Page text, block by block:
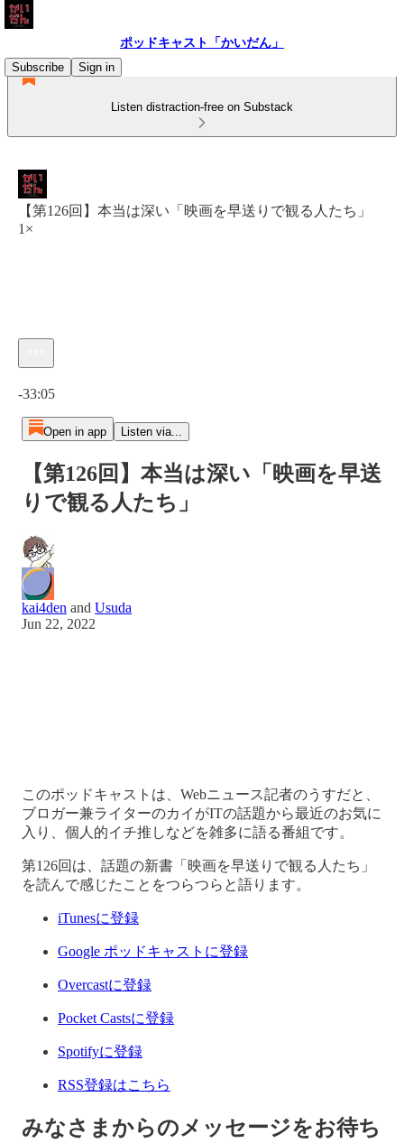
ポッドキャスト「かいだん」
Subscribe
Sign in
Listen distraction-free on Substack
【第126回】本当は深い「映画を早送りで観る人たち」
1×
-33:05
Open in app Listen via...
【第126回】本当は深い「映画を早送
りで観る人たち」
kai4den and Usuda
Jun 22, 2022
このポッドキャストは、Webニュース記者のうすだと、
ブロガー兼ライターのカイがITの話題から最近のお気に
入り、個人的イチ推しなどを雑多に語る番組です。
第126回は、話題の新書「映画を早送りで観る人たち」
を読んで感じたことをつらつらと語ります。
iTunesに登録
Google ポッドキャストに登録
Overcastに登録
Pocket Castsに登録
Spotifyに登録
RSS登録はこちら
みなさまからのメッセージをお待ち